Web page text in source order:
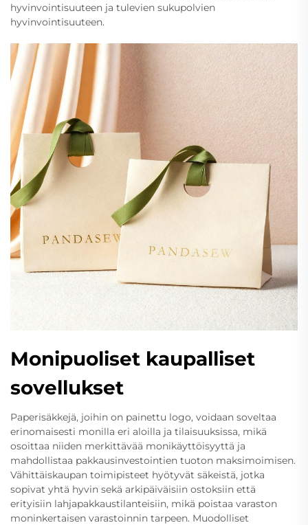
hyvinvointisuuteen ja tulevien sukupolvien
hyvinvointisuuteen.
Monipuoliset kaupalliset
sovellukset
Paperisäkkejä, joihin on painettu logo, voidaan soveltaa
erinomaisesti monilla eri aloilla ja tilaisuuksissa, mikä
osoittaa niiden merkittävää monikäyttöisyyttä ja
mahdollistaa pakkausinvestointien tuoton maksimoimisen.
Vähittäiskaupan toimipisteet hyötyvät säkeistä, jotka
sopivat yhtä hyvin sekä arkipäiväisiin ostoksiin että
erityisiin lahjapakkaustilanteisiin, mikä poistaa varaston
moninkertaisen varastoinnin tarpeen. Muodolliset